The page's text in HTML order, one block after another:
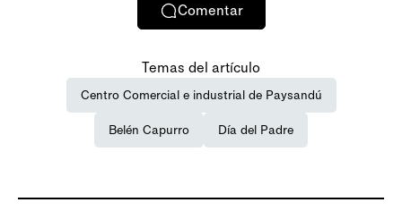
Comentar
Temas del artículo
Centro Comercial e industrial de Paysandú
Belén Capurro Día del Padre